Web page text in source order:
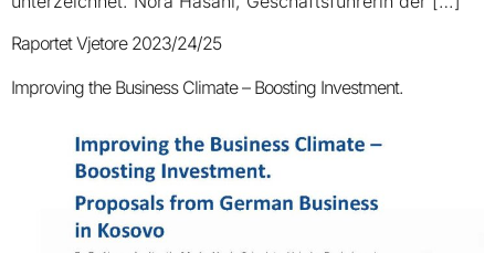
Raportet Vjetore 2023/24/25
Improving the Business Climate – Boosting Investment.